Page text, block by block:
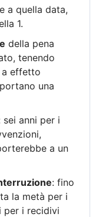
a quella data,
1.
della pena
tenendo
effetto
una
sei anni per i
a un
: fino
la metà per i
per i recidivi